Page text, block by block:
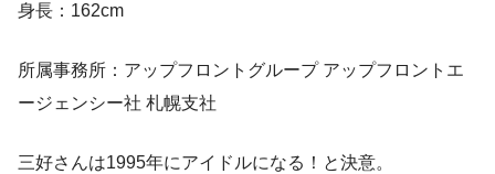
身長：162cm
所属事務所：アップフロントグループ アップフロントエ
ージェンシー社 札幌支社
三好さんは1995年にアイドルになる！と決意。